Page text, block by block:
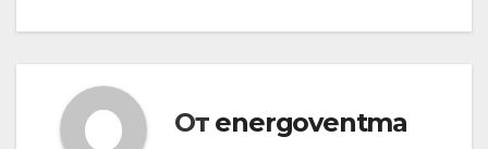
От energoventma